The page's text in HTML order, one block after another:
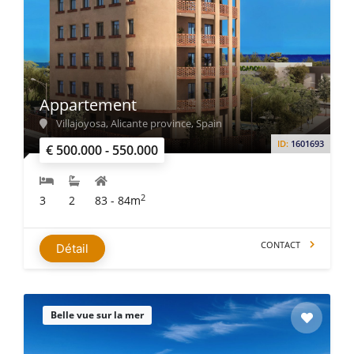
€ 500.000 - 550.000 ID: 1601693
Appartement
Villajoyosa, Alicante province, Spain
3 2 83 - 84m2
Détail CONTACT
Belle vue sur la mer